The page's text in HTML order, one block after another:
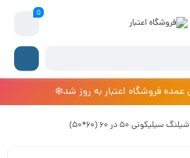
0
فروشگاه اعتبار به روز شد❄️
شیلنگ سیلیکونی 50 در 60 (60*50)